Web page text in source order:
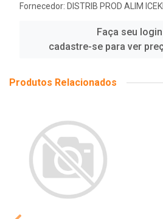
Fornecedor: DISTRIB PROD ALIM
Faça seu
cadastre-se para ver
Produtos Relacionados